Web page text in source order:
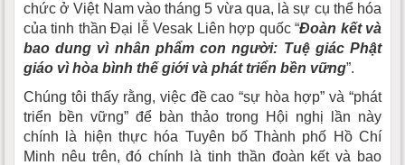
chức ở Việt Nam vào tháng 5 vừa qua, là sự cụ thể hóa
của tinh thần Đại lễ Vesak Liên hợp quốc “Đoàn kết và
bao dung vì nhân phẩm con người: Tuệ giác Phật
giáo vì hòa bình thế giới và phát triển bền vững”.
Chúng tôi thấy rằng, việc đề cao “sự hòa hợp” và “phát
triển bền vững” để bàn thảo trong Hội nghị lần này
chính là hiện thực hóa Tuyên bố Thành phố Hồ Chí
Minh nêu trên, đó chính là tinh thần đoàn kết và bao